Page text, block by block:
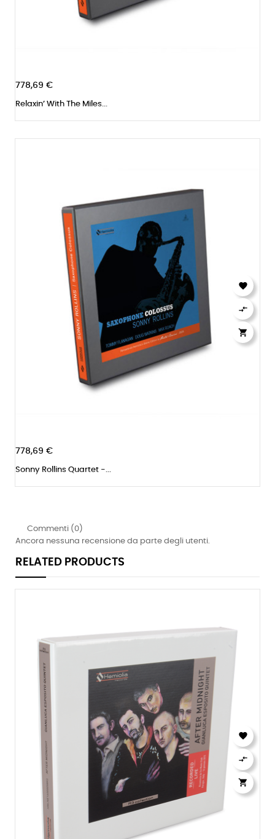
778,69 €
Relaxin’ With The Miles...
778,69 €
Sonny Rollins Quartet -...



Commenti (0)
Ancora nessuna recensione da parte degli utenti.
RELATED PRODUCTS


